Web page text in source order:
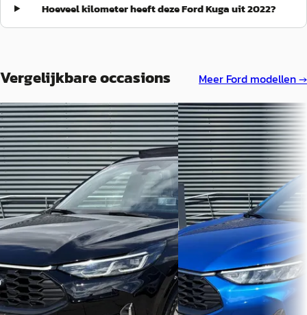
Hoeveel kilometer heeft deze Ford Kuga uit 2022?
Vergelijkbare occasions Meer Ford modellen →
Nieuw binnen
A
Ford Kuga·2025
2.5 PHEV ST-Line X
€ 39.950
v.a. € 847/mnd
Boven markt
2025 · 43.886 km · Hybride ·
Automaat
Nieuw binnen
A
Ford Kuga·2025
2.5 PHEV ST-Line
€ 33.945
v.a. € 720/mnd
Marktconform
2025 · 40.171 km · Plug-in
Automaat